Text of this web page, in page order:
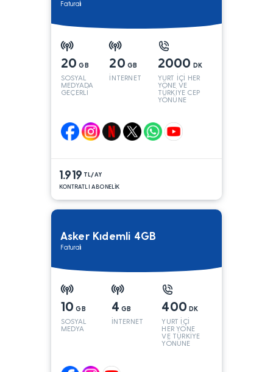
Faturalı
20 GB
SOSYAL
MEDYADA
GEÇERLİ
20 GB
İNTERNET
2000 DK
YURT İÇİ HER
YÖNE VE
TÜRKİYE CEP
YÖNÜNE
1.919 TL/AY
KONTRATLI ABONELİK
Asker Kıdemli 4GB
Faturalı
10 GB
SOSYAL
MEDYA
4 GB
İNTERNET
400 DK
YURT İÇİ
HER YÖNE
VE TÜRKİYE
YÖNÜNE